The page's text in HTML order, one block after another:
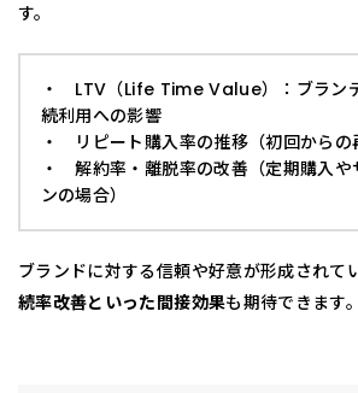
す。
・ LTV（Life Time Value）：ブラン
続利用への影響
・ リピート購入率の推移（初回からの
・ 解約率・離脱率の改善（定期購入や
ンの場合）
ブランドに対する信頼や好意が形成されて
続率改善といった間接効果も期待できます。